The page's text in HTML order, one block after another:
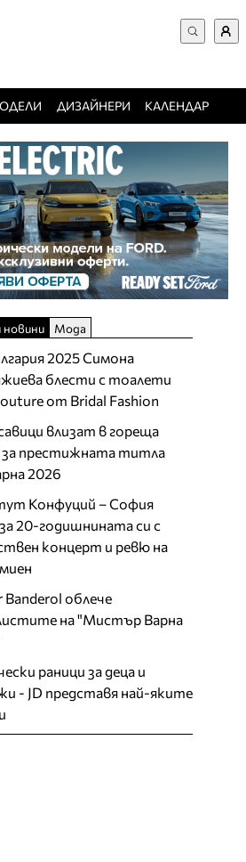
ДИЗАЙНЕРИ КАЛЕНДАР
Мода
2025 Симона
блести с тоалети
от Bridal Fashion
влизат в гореща
престижната титла
2026
Конфуций – София
20-годишнината си с
концерт и ревю на
Banderol облече
на "Мистър Варна
раници за деца и
- JD представя най-яките